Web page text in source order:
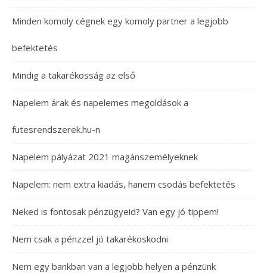
Minden komoly cégnek egy komoly partner a legjobb
befektetés
Mindig a takarékosság az első
Napelem árak és napelemes megoldások a
futesrendszerek.hu-n
Napelem pályázat 2021 magánszemélyeknek
Napelem: nem extra kiadás, hanem csodás befektetés
Neked is fontosak pénzügyeid? Van egy jó tippem!
Nem csak a pénzzel jó takarékoskodni
Nem egy bankban van a legjobb helyen a pénzünk